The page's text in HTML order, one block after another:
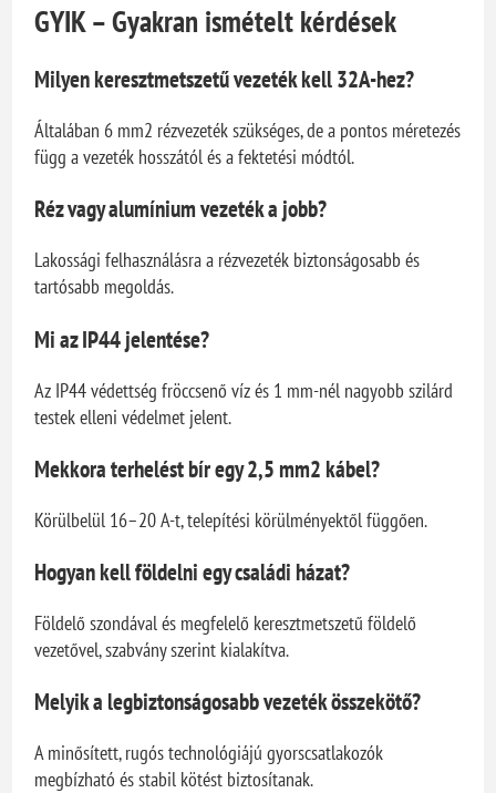
GYIK – Gyakran ismételt kérdések
Milyen keresztmetszetű vezeték kell 32A-hez?
Általában 6 mm2 rézvezeték szükséges, de a pontos méretezés
függ a vezeték hosszától és a fektetési módtól.
Réz vagy alumínium vezeték a jobb?
Lakossági felhasználásra a rézvezeték biztonságosabb és
tartósabb megoldás.
Mi az IP44 jelentése?
Az IP44 védettség fröccsenő víz és 1 mm-nél nagyobb szilárd
testek elleni védelmet jelent.
Mekkora terhelést bír egy 2,5 mm2 kábel?
Körülbelül 16–20 A-t, telepítési körülményektől függően.
Hogyan kell földelni egy családi házat?
Földelő szondával és megfelelő keresztmetszetű földelő
vezetővel, szabvány szerint kialakítva.
Melyik a legbiztonságosabb vezeték összekötő?
A minősített, rugós technológiájú gyorscsatlakozók
megbízható és stabil kötést biztosítanak.